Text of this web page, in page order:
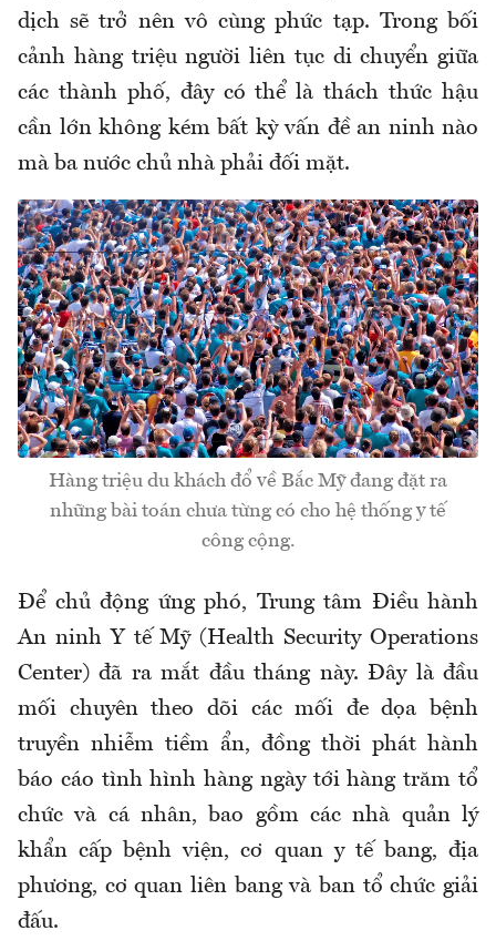
dịch sẽ trở nên vô cùng phức tạp. Trong bối
cảnh hàng triệu người liên tục di chuyển giữa
các thành phố, đây có thể là thách thức hậu
cần lớn không kém bất kỳ vấn đề an ninh nào
mà ba nước chủ nhà phải đối mặt.
Hàng triệu du khách đổ về Bắc Mỹ đang đặt ra
những bài toán chưa từng có cho hệ thống y tế
công cộng.
Để chủ động ứng phó, Trung tâm Điều hành
An ninh Y tế Mỹ (Health Security Operations
Center) đã ra mắt đầu tháng này. Đây là đầu
mối chuyên theo dõi các mối đe dọa bệnh
truyền nhiễm tiềm ẩn, đồng thời phát hành
báo cáo tình hìnhhàngngày tới hàng trăm tổ
chức và cá nhân, bao gồm các nhà quản lý
khẩn cấp bệnh viện, cơ quan y tế bang, địa
phương, cơ quan liên bang và ban tổ chức giải
đấu.